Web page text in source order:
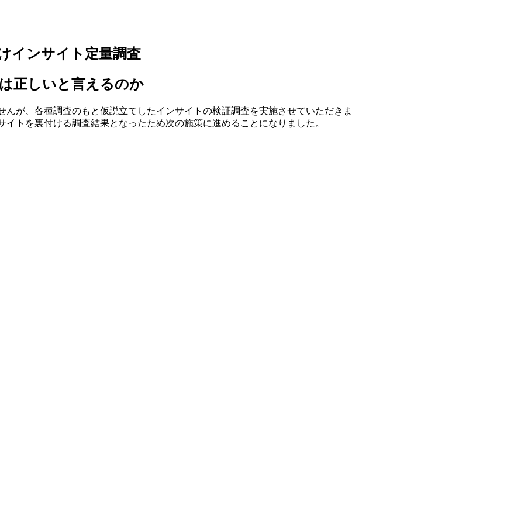
インサイト定量調査
正しいと言えるのか
んが、各種調査のもと仮説立てしたインサイトの検証調査を実施させていただきま
イトを裏付ける調査結果となったため次の施策に進めることになりました。